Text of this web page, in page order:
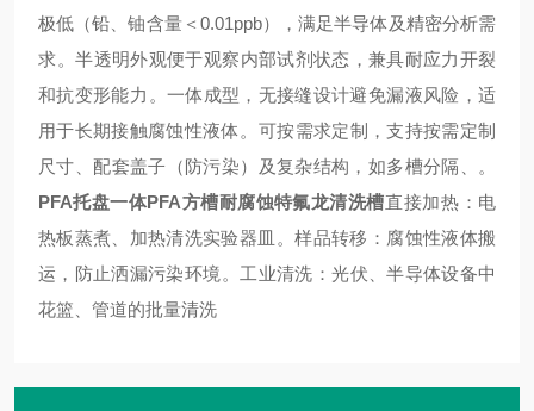
极低（铅、铀含量＜0.01ppb），满足半导体及精密分析需
求‌。‌半透明外观便于观察内部试剂状态，兼具耐应力开裂
和抗变形能力‌。一体成型，无接缝设计避免漏液风险，适
用于长期接触腐蚀性液体‌。‌可按需求定制，支持按需定制
尺寸、配套盖子（防污染）及复杂结构，如多槽分隔、。
PFA托盘一体PFA方槽耐腐蚀特氟龙清洗槽‌直接加热‌：电
热板蒸煮、加热清洗实验器皿‌。‌样品转移‌：腐蚀性液体搬
运，防止洒漏污染环境‌。‌工业清洗‌：光伏、半导体设备中
花篮、管道的批量清洗‌